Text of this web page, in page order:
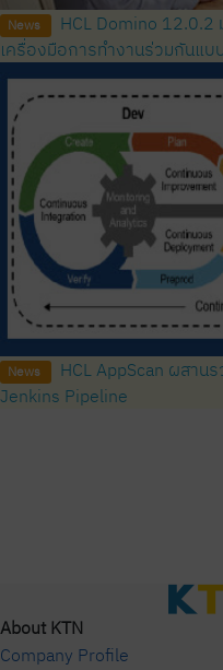
News
HCL Domino 12.0.2
เครื่องมือการทำงานร่วมกันแ
News
HCL AppScan ผสาน
Jenkins Pipeline
About KTN
Company Profile